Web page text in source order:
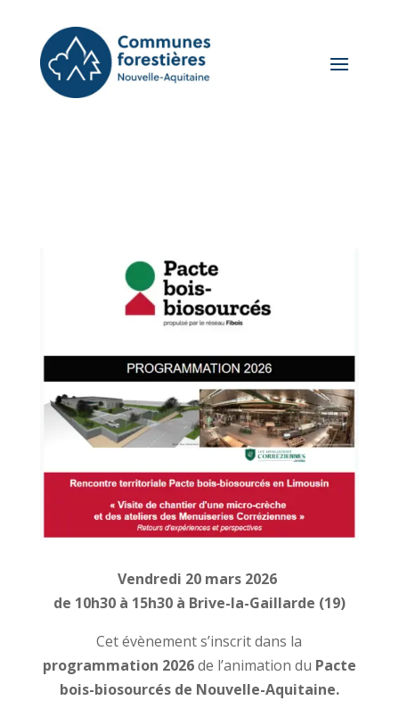
Vendredi 20 mars 2026
de 10h30 à 15h30 à Brive-la-Gaillarde (19)
Cet évènement s’inscrit dans la
programmation 2026de l’animation du Pacte
bois-biosourcés de Nouvelle-Aquitaine.